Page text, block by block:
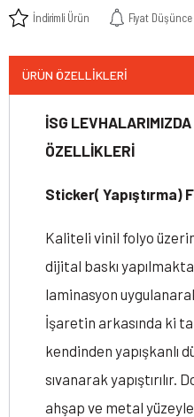
İndirimli Ürün Fiyat
ÜRÜN ÖZELLIKLERI
İSG
ÖZELLİKLERİ
Sticker( Yapıştırma)
Kaliteli vinil folyo
dijital baskı
laminasyon
İşaretin arkasında ki
kendinden yapışkanlı
sıvanarak yapıştırılır.
ahşap ve metal